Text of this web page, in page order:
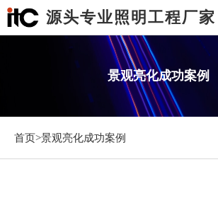
源头专业照明工程厂家
景观亮化成功案例
首页>景观亮化成功案例